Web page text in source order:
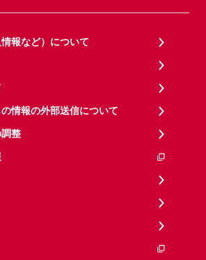
報など）について
情報の外部送信について
整